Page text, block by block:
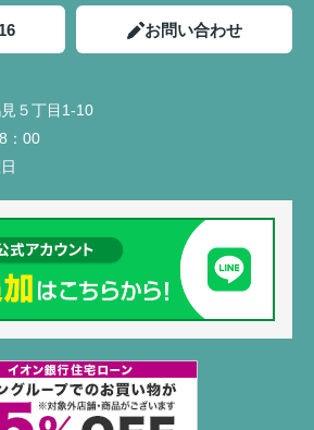
お問い合わせ
５丁目1-10
：00